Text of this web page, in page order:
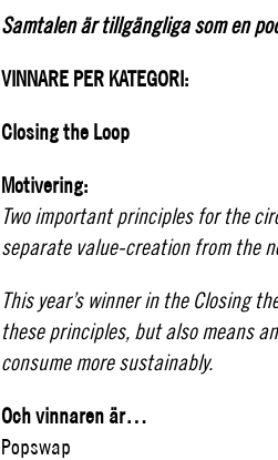
Samtalen är tillgängliga som en
VINNARE PER KATEGORI:
Closing the Loop
Motivering:
Two important principles for the
separate value-creation from the
This year’s winner in the Closing
these principles, but also means
consume more sustainably.
Och vinnaren är…
Popswap